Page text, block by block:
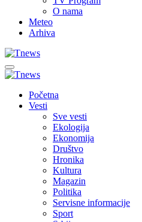
O nama
Meteo
Arhiva
Početna
Vesti
Sve vesti
Ekologija
Ekonomija
Društvo
Hronika
Kultura
Magazin
Politika
Servisne informacije
Sport